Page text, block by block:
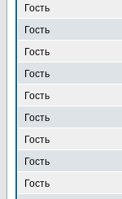
Гость
Гость
Гость
Гость
Гость
Гость
Гость
Гость
Гость